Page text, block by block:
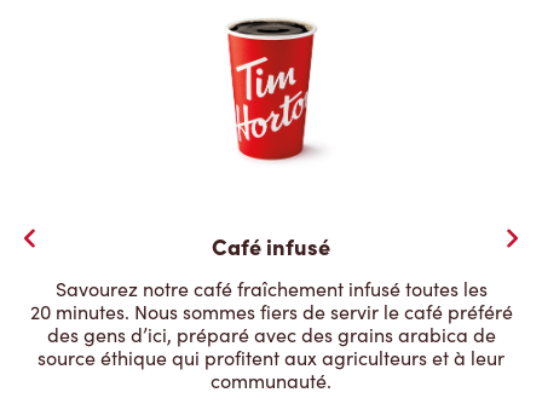
Café infusé
Savourez notre café fraîchement infusé toutes les
20 minutes. Nous sommes fiers de servir le café préféré
des gens d’ici, préparé avec des grains arabica de
source éthique qui profitent aux agriculteurs et à leur
communauté.